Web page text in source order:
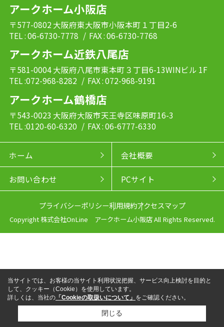
アークホーム小阪店
〒577-0802 大阪府東大阪市小阪本町１丁目2-6
TEL : 06-6730-7778 / FAX : 06-6730-7768
アークホーム近鉄八尾店
〒581-0004 大阪府八尾市東本町３丁目6-13WINビル 1F
TEL :072-968-8282 / FAX : 072-968-9191
アークホーム鶴橋店
〒543-0023 大阪府大阪市天王寺区味原町16-3
TEL :0120-60-6320 / FAX : 06-6777-6330
ホーム 会社概要
お問い合わせ PCサイト
プライバシーポリシー利用規約アクセスマップ
Copyright 株式会社OnLine アークホーム小阪店 All Rights Reserved.
当サイトでは、お客様の当サイト利用状況把握、サービス向上検討を目的と
して、クッキー（Cookie）を使用しています。
詳しくは、当社の 「Cookieの取扱いについて」 をご確認ください。
閉じる